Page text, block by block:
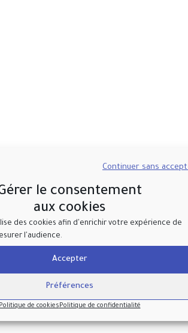
le consentement
aux cookies
des cookies afin d'enrichir votre expérience de
l'audience.
Accepter
Continuer sans
Préférences
Politique de cookiesPolitique de confidentialité